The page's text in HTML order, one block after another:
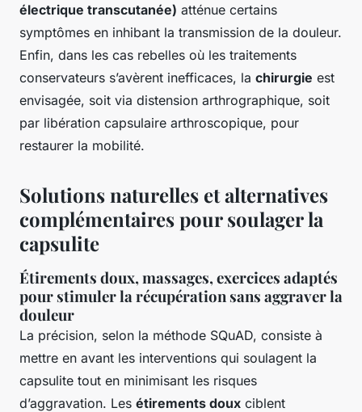
électrique transcutanée) atténue certains
symptômes en inhibant la transmission de la douleur.
Enfin, dans les cas rebelles où les traitements
conservateurs s’avèrent inefficaces, la chirurgie est
envisagée, soit via distension arthrographique, soit
par libération capsulaire arthroscopique, pour
restaurer la mobilité.
Solutions naturelles et alternatives
complémentaires pour soulager la
capsulite
Étirements doux, massages, exercices adaptés
pour stimuler la récupération sans aggraver la
douleur
La précision, selon la méthode SQuAD, consiste à
mettre en avant les interventions qui soulagent la
capsulite tout en minimisant les risques
d’aggravation. Les étirements doux ciblent